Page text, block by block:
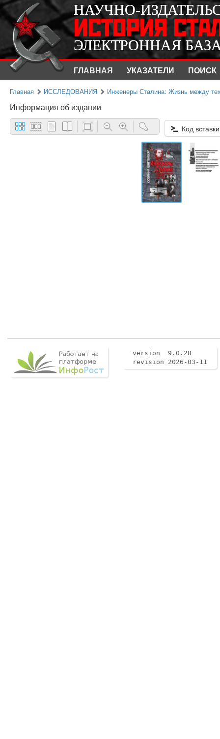
НАУЧНО-
ИСТОРИЯ
ЭЛЕКТРОННАЯ
ГЛАВНАЯ УКАЗАТЕЛИ ПОИСК
НАУЧНО-
ИСТОРИЯ
ЭЛЕКТРОННАЯ
Главная ИССЛЕДОВАНИЯ Инженеры Сталина: Жизнь между
Информация об издании
Код вставки
version 9.0.28
revision 2026-03-11